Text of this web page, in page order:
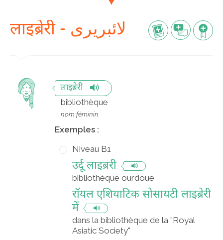
लाइब्रेरी - لائبریری
लाइब्रेरी
bibliothèque
nom féminin
Exemples :
Niveau B1
उर्दू लाइब्ररी
bibliothèque ourdoue
रॉयल एशियाटिक सोसायटी लाइब्रेरी
में
dans la bibliothèque de la "Royal
Asiatic Society"